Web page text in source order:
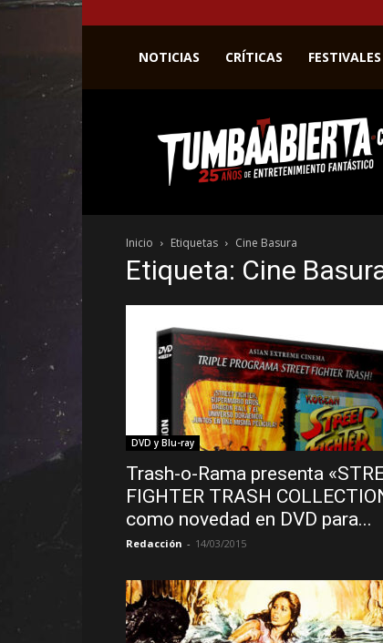
NOTICIAS CRÍTICAS FESTIVALES
web
del
entretenimiento
el
género
fantástico.
Inicio Etiquetas Cine Basura
Etiqueta: Cine
DVD y Blu-ray
Trash-o-Rama presenta
FIGHTER TRASH
como novedad en DVD para...
Redacción - 14/03/2015